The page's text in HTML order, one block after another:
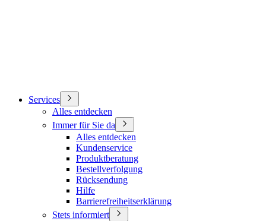
Services
Alles entdecken
Immer für Sie da
Alles entdecken
Kundenservice
Produktberatung
Bestellverfolgung
Rücksendung
Hilfe
Barrierefreiheitserklärung
Stets informiert